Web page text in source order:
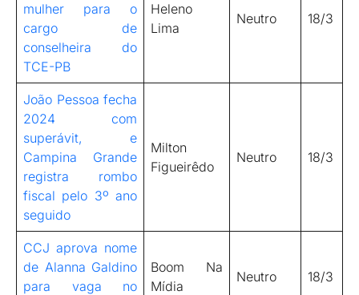
mulher para o
cargo de
conselheira do
TCE-PB
Heleno
Lima
Neutro 18/3
João Pessoa fecha
2024 com
superávit, e
Campina Grande
registra rombo
fiscal pelo 3º ano
seguido
Milton
Figueirêdo
Neutro 18/3
CCJ aprova nome
de Alanna Galdino
para vaga no
Boom Na
Mídia
Neutro 18/3